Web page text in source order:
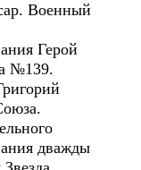
Военный
Герой
№139.
дважды